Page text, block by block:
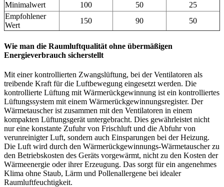
Minimalwert
100 50
25
Empfohlener
Wert
150 90 50
Wie man die Raumluftqualität ohne übermäßigen
Energieverbrauch sicherstellt
Mit einer kontrollierten Zwangslüftung, bei der Ventilatoren als
treibende Kraft für die Luftbewegung eingesetzt werden. Die
kontrollierte Lüftung mit Wärmerückgewinnung ist ein kontrolliertes
Lüftungssystem mit einem Wärmerückgewinnungsregister. Der
Wärmetauscher ist zusammen mit den Ventilatoren in einem
kompakten Lüftungsgerät untergebracht. Dies gewährleistet nicht
nur eine konstante Zufuhr von Frischluft und die Abfuhr von
verunreinigter Luft, sondern auch Einsparungen bei der Heizung.
Die Luft wird durch den Wärmerückgewinnungs-Wärmetauscher zu
den Betriebskosten des Geräts vorgewärmt, nicht zu den Kosten der
Wärmeenergie oder ihrer Erzeugung. Das sorgt für ein angenehmes
Klima ohne Staub, Lärm und Pollenallergene bei idealer
Raumluftfeuchtigkeit.